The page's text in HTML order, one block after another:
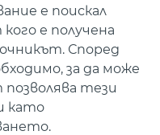
е поискал
е получена
Според
за да може
позволява тези
като